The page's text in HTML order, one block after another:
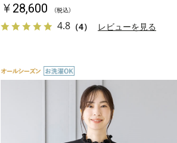
￥28,600 （税込）
4.8 （4） レビューを見る